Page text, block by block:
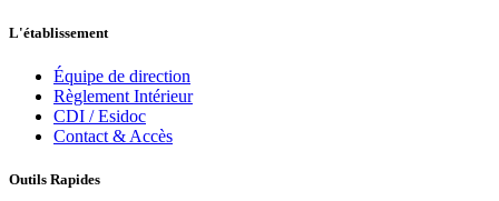
L'établissement
Équipe de direction
Règlement Intérieur
CDI / Esidoc
Contact & Accès
Outils Rapides